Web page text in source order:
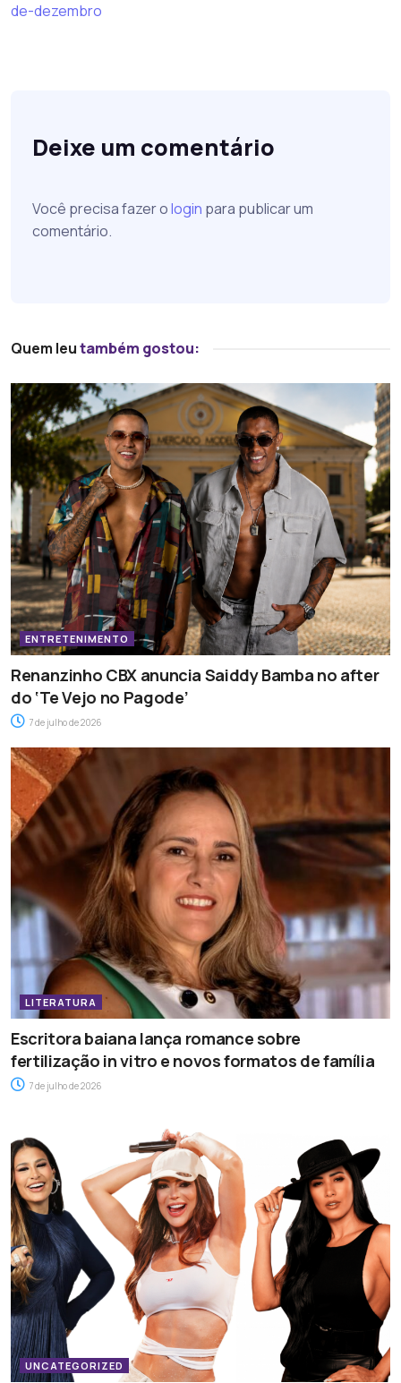
de-dezembro
Deixe um comentário
Você precisa fazer ologin para publicar um
comentário.
Quem leutambém gostou:
ENTRETENIMENTO
Renanzinho CBX anuncia Saiddy Bamba no after
do ‘Te Vejo no Pagode’
7 de julho de 2026
LITERATURA
Escritora baiana lança romance sobre
fertilização in vitro e novos formatos de família
7 de julho de 2026
UNCATEGORIZED